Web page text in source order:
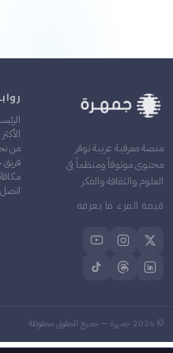
منصة معرفية عربية توفر
محتوى موثوقاً ومنظماً في
العلوم والثقافة والفكر
قيمة المرء ما يعرفه
من
فريق
اتصل
©
2026 جمهرة — جميع الحقوق محفوظة